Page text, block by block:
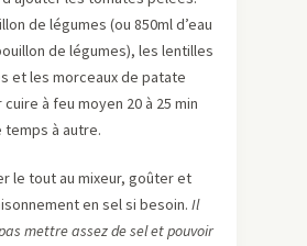
de légumes (ou 850ml d’eau
de légumes), les lentilles
et les morceaux de patate
à feu moyen 20 à 25 min
temps à autre.
le tout au mixeur, goûter et
en sel si besoin. Il
mettre assez de sel et pouvoir